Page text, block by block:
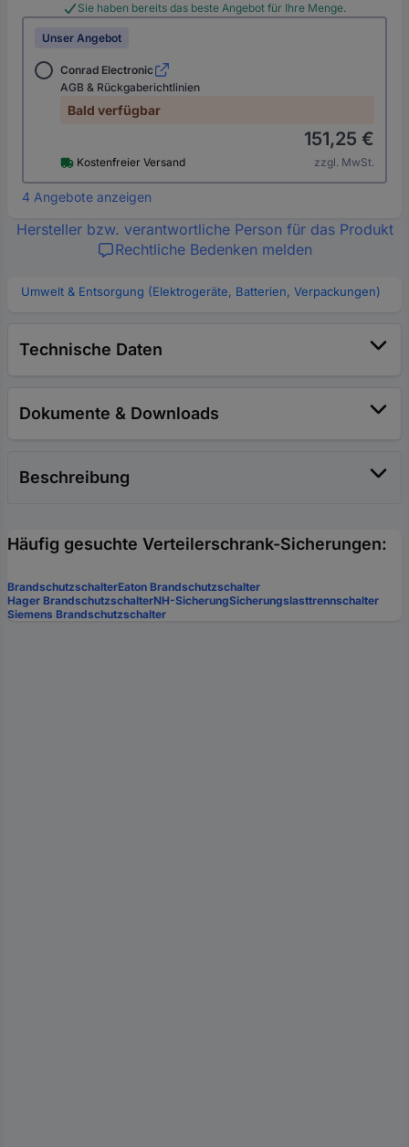
Sie haben bereits das beste Angebot für Ihre Menge.
Unser Angebot
Conrad Electronic
AGB & Rückgaberichtlinien
Bald verfügbar
Kostenfreier Versand
151,25 €
zzgl. MwSt.
4 Angebote anzeigen
Hersteller bzw. verantwortliche Person für das Produkt
Rechtliche Bedenken melden
Umwelt & Entsorgung (Elektrogeräte, Batterien, Verpackungen)
Technische Daten
Dokumente & Downloads
Beschreibung
Häufig gesuchte Verteilerschrank-Sicherungen:
BrandschutzschalterEaton Brandschutzschalter
Hager BrandschutzschalterNH-SicherungSicherungslasttrennschalter
Siemens Brandschutzschalter